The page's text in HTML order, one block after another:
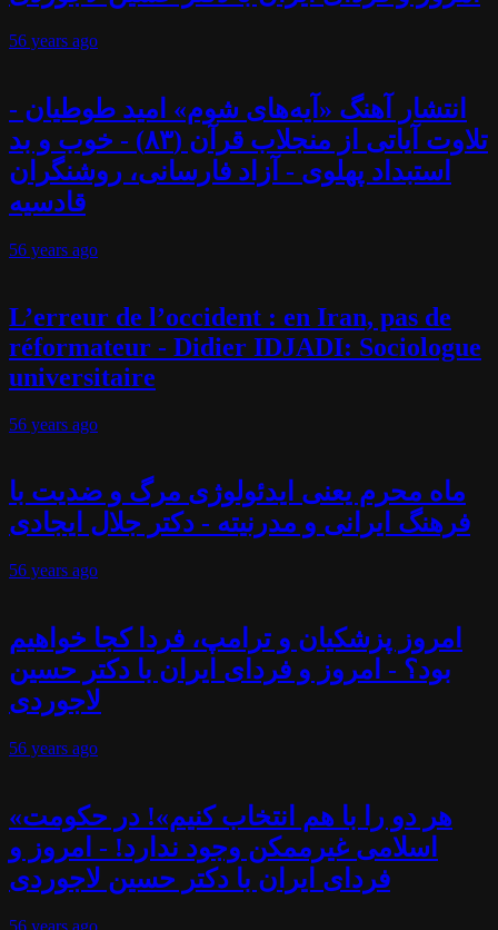
56 years ago
انتشار آهنگ «آیه‌های شوم» امید طوطیان -
تلاوت آیاتی از منجلاب قرآن (۸۳) - خوب و بد
استبداد پهلوی - آزاد فارسانی، روشنگران
قادسیه
56 years ago
L’erreur de l’occident : en Iran, pas de
réformateur - Didier IDJADI: Sociologue
universitaire
56 years ago
ماه محرم یعنی ایدئولوژی مرگ و ضدیت با
فرهنگ ایرانی و مدرنیته - دکتر جلال ایجادی
56 years ago
امروز پزشکیان و ترامپ، فردا کجا خواهیم
بود؟ - امروز و فردای ایران با دکتر حسین
لاجوردی
56 years ago
«هر دو را با هم انتخاب کنیم»! در حکومت
اسلامی غیرممکن وجود ندارد! - امروز و
فردای ایران با دکتر حسین لاجوردی
56 years ago